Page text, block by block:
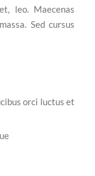
leo. Maecenas
Sed cursus
orci luctus et